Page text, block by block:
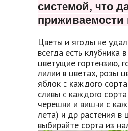
системой, что
приживаемости
Цветы и ягоды не
всегда есть клубника
цветущие гортензию,
лилии в цветах, розы
яблок с каждого
сливы с каждого
черешни и вишни с
лета) и др растения в
выбирайте сорта из